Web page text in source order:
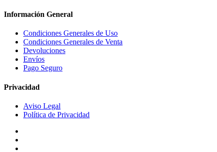
Información General
Condiciones Generales de Uso
Condiciones Generales de Venta
Devoluciones
Envíos
Pago Seguro
Privacidad
Aviso Legal
Política de Privacidad